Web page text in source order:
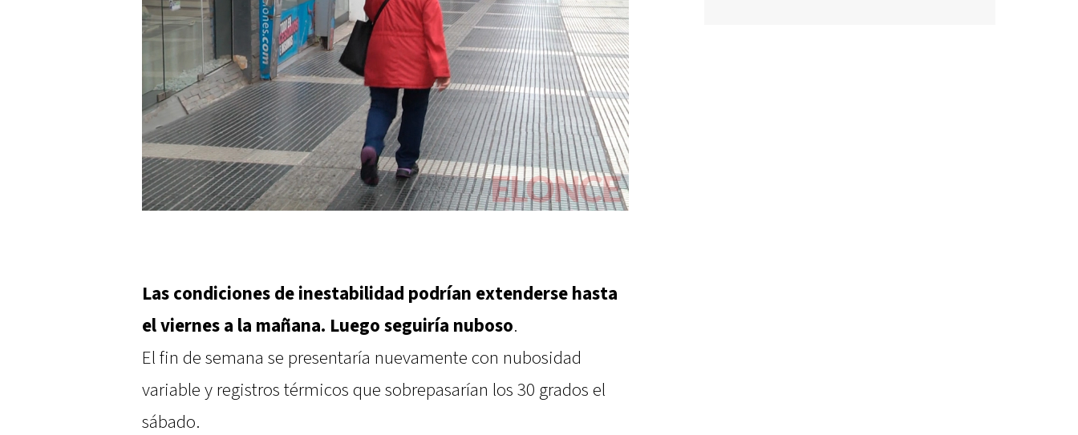
Las condiciones de inestabilidad podrían extenderse hasta
el viernes a la mañana. Luego seguiría nuboso.
El fin de semana se presentaría nuevamente con nubosidad
variable y registros térmicos que sobrepasarían los 30 grados el
sábado.